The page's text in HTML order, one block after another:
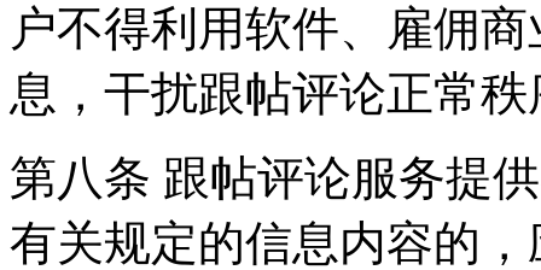
户不得利用软件、雇佣
息，干扰跟帖评论正常
第八条 跟帖评论服务提
有关规定的信息内容的